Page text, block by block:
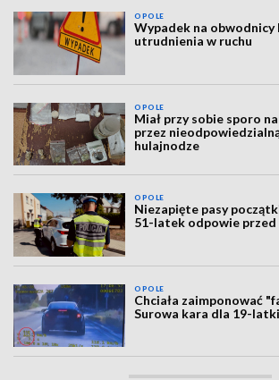
OPOLE
Wypadek na obwodnicy
utrudnienia w ruchu
OPOLE
Miał przy sobie sporo
przez
hulajnodze
OPOLE
Niezapięte pasy
51-latek odpowie przed
OPOLE
Chciała zaimponować
Surowa kara dla 19-